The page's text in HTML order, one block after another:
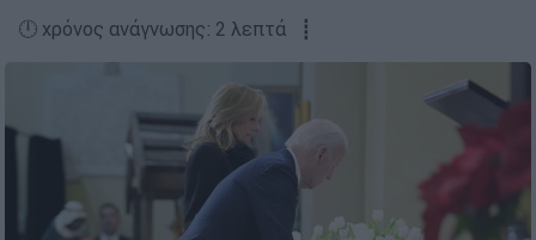
🕛 χρόνος ανάγνωσης: 2 λεπτά ┋